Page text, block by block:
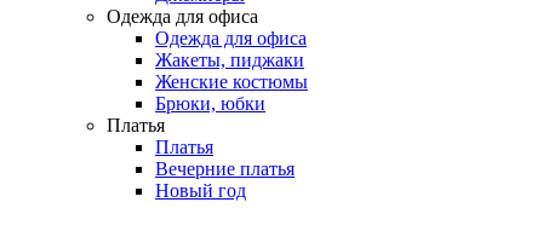
Одежда для офиса
Одежда для офиса
Жакеты, пиджаки
Женские костюмы
Брюки, юбки
Платья
Платья
Вечерние платья
Новый год